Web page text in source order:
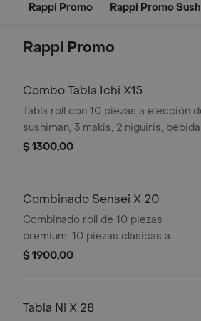
Rappi Promo Rappi Promo
Rappi Promo
Combo Tabla Ichi X15
Tabla roll con 10 piezas a elección
sushiman, 3 makis, 2 niguiris,
elección. Incluye wasabi, jengibre,
$ 1300,00
Combinado Sensei X 20
Combinado roll de 10 piezas
premium, 10 piezas clásicas a
elección del sushi man, salsa de soja,
$ 1900,00
Tabla Ni X 28